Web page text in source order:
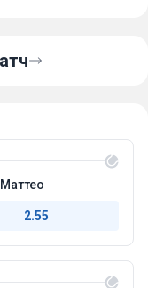
качественной
2.55